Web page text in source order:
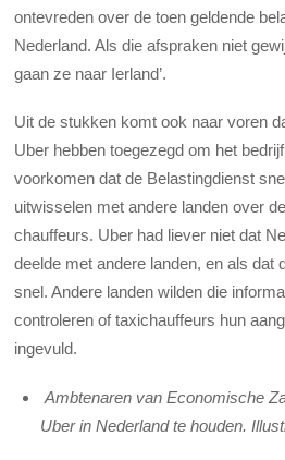
ontevreden over de toen geldende
Nederland. Als die afspraken niet
gaan ze naar Ierland’.
Uit de stukken komt ook naar voren
Uber hebben toegezegd om het
voorkomen dat de Belastingdienst
uitwisselen met andere landen over
chauffeurs. Uber had liever niet dat
deelde met andere landen, en als dat
snel. Andere landen wilden die
controleren of taxichauffeurs hun
ingevuld.
Ambtenaren van Economische
Uber in Nederland te houden.